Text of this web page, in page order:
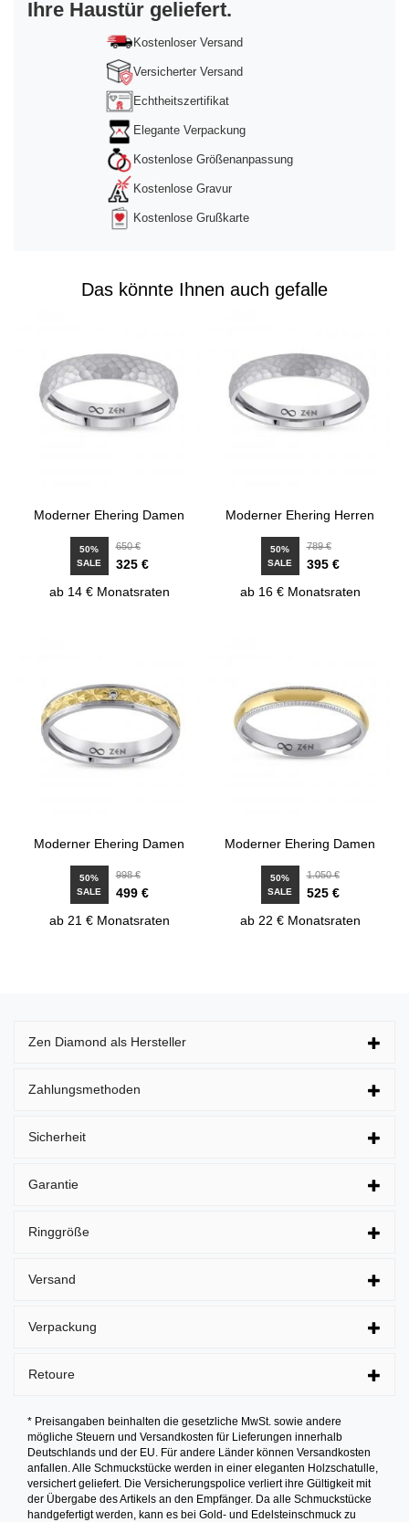
powered byUsercentrics Consent
Management Platform&Trusted Shops
Ihre Haustür geliefert.
Kostenloser Versand
Versicherter Versand
Echtheitszertifikat
Elegante Verpackung
Kostenlose Größenanpassung
Kostenlose Gravur
Kostenlose Grußkarte
Das könnte Ihnen auch gefalle
Moderner Ehering Damen
50%
SALE
650 €
325 €
ab 14 € Monatsraten
Moderner Ehering Herren
50%
SALE
789 €
395 €
ab 16 € Monatsraten
Moderner Ehering Damen
50%
SALE
998 €
499 €
ab 21 € Monatsraten
Moderner Ehering Damen
50%
SALE
1.050 €
525 €
ab 22 € Monatsraten
Zen Diamond als Hersteller
Zahlungsmethoden
Sicherheit
Garantie
Ringgröße
Versand
Verpackung
Retoure
* Preisangaben beinhalten die gesetzliche MwSt. sowie andere
mögliche Steuern und Versandkosten für Lieferungen innerhalb
Deutschlands und der EU. Für andere Länder können Versandkosten
anfallen. Alle Schmuckstücke werden in einer eleganten Holzschatulle,
versichert geliefert. Die Versicherungspolice verliert ihre Gültigkeit mit
der Übergabe des Artikels an den Empfänger. Da alle Schmuckstücke
handgefertigt werden, kann es bei Gold- und Edelsteinschmuck zu